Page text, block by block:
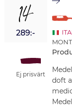
14
289:-
Ej prisvärt
doft